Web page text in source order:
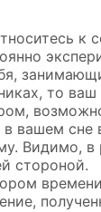
к
то ваш
вашем сне
Видимо,